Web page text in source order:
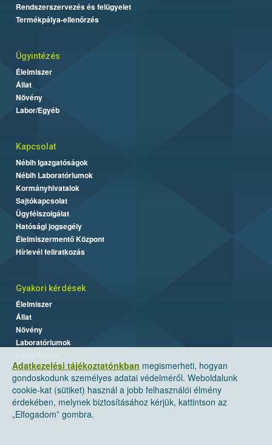
Adatkezelési tájékoztatónkban megismerheti, hogyan
gondoskodunk személyes adatai védelméről. Weboldalunk
cookie-kat (sütiket) használ a jobb felhasználói élmény
érdekében, melynek biztosításához kérjük, kattintson az
„Elfogadom” gombra.
Rendszerszervezés és felügyelet
Termékpálya-ellenőrzés
Ügyintézés
Élelmiszer
Állat
Növény
Labor/Egyéb
Kapcsolat
Nébih Igazgatóságok
Nébih Laboratóriumok
Kormányhivatalok
Sajtókapcsolat
Ügyfélszolgálat
Hatósági jogsegély
Élelmiszermentő Központ
Hírlevél feliratkozás
Gyakori kérdések
Élelmiszer
Állat
Növény
Laboratóriumok